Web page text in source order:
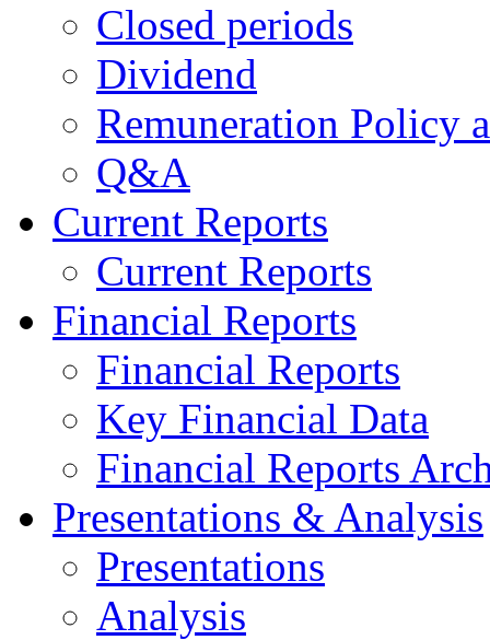
Closed periods
Dividend
Remuneration Policy
Q&A
Current Reports
Current Reports
Financial Reports
Financial Reports
Key Financial Data
Financial Reports
Presentations & Analysis
Presentations
Analysis